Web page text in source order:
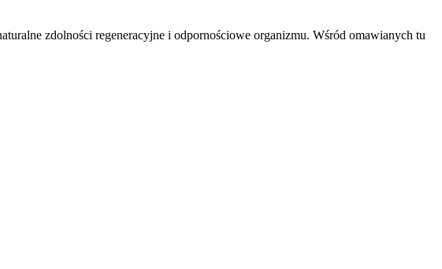
zdolności regeneracyjne i odpornościowe organizmu. Wśród omawianych tu